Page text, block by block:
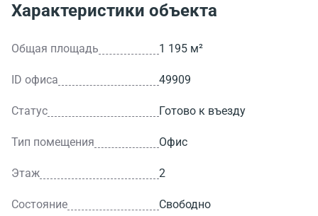
Характеристики объекта
Общая площадь 1 195 м²
ID офиса 49909
Статус Готово к въезду
Тип помещения Офис
Этаж 2
Состояние Свободно